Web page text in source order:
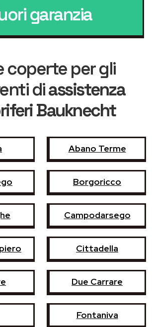
garanzia
coperte per gli
diassistenza
Bauknecht
Abano Terme
Borgoricco
Campodarsego
Cittadella
Due Carrare
Fontaniva